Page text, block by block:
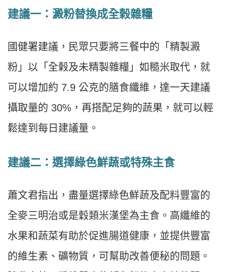
建議一：澱粉替換成全榖雜糧
國健署建議，民眾只要將三餐中的「精製澱
粉」以「全榖及未精製雜糧」如糙米取代，就
可以增加約 7.9 公克的膳食纖維，達一天建議
攝取量的 30%，再搭配足夠的蔬果，就可以輕
鬆達到每日建議量。
建議二：選擇綠色鮮蔬或特殊主食
蕭文君指出，盡量選擇綠色鮮蔬及配料豐富的
全麥三明治或是穀類米漢堡為主食。高纖維的
水果和蔬菜有助於促進腸道健康，並提供豐富
的維生素、礦物質，可幫助改善便秘的問題。